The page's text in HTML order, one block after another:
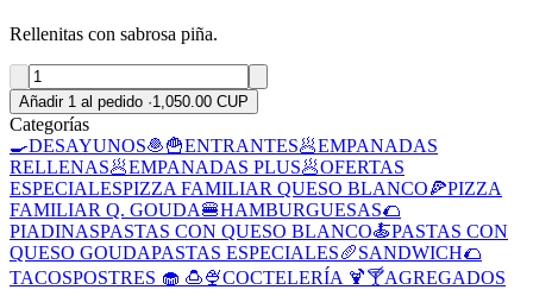
Rellenitas con sabrosa piña.
Añadir 1 al pedido ·1,050.00 CUP
Categorías
🍳DESAYUNOS🧆🍟ENTRANTES🥟EMPANADAS
RELLENAS🥟EMPANADAS PLUS🥟OFERTAS
ESPECIALESPIZZA FAMILIAR QUESO BLANCO🍕PIZZA
FAMILIAR Q. GOUDA🍔HAMBURGUESAS🌮
PIADINASPASTAS CON QUESO BLANCO🍝PASTAS CON
QUESO GOUDAPASTAS ESPECIALES🥖SANDWICH🌮
TACOSPOSTRES 🧁 🍮🍨COCTELERÍA 🍹🍸AGREGADOS